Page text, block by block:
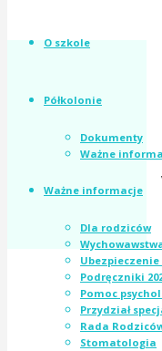
O szkole
Półkolonie
Dokumenty
Ważne
Ważne informacje
Dla rodziców
Ubezpieczenie
Podręczniki
Pomoc
Przydział
Rada
Stomatologia